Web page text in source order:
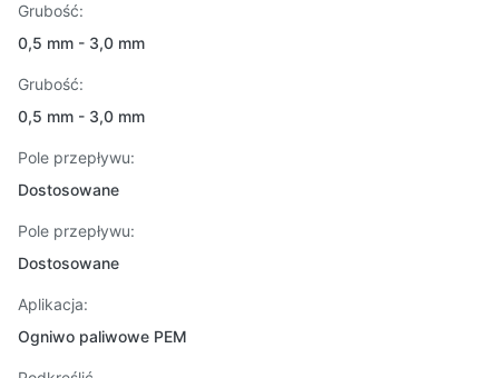
Grubość:
0,5 mm - 3,0 mm
Grubość:
0,5 mm - 3,0 mm
Pole przepływu:
Dostosowane
Pole przepływu:
Dostosowane
Aplikacja:
Ogniwo paliwowe PEM